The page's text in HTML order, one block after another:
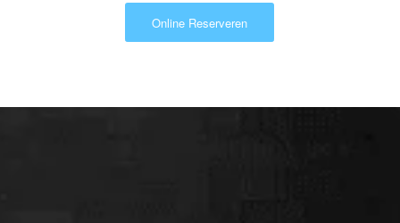
Online Reserveren